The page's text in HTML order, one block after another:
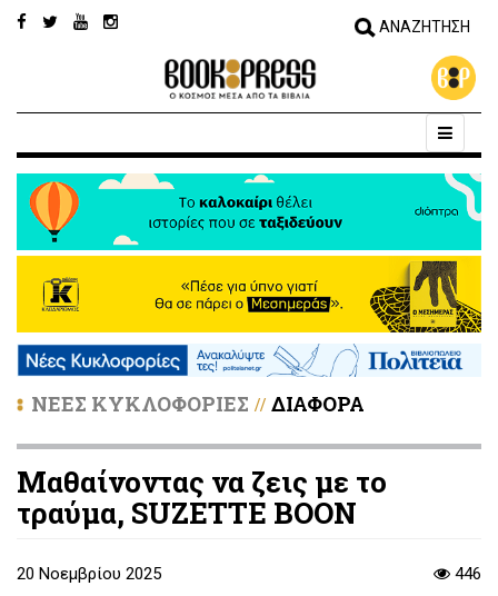
ΝΕΕΣ ΚΥΚΛΟΦΟΡΙΕΣ // ΔΙΑΦΟΡΑ
Μαθαίνοντας να ζεις με το
τραύμα, SUZETTE BOON
20 Νοεμβρίου 2025 446